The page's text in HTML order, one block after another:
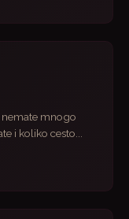
mnogo
i koliko cesto...